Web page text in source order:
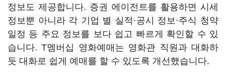
정보도 제공합니다. 증권 에이전트를 활용하면 시세
정보뿐 아니라 각 기업 별 실적·공시 정보·주식 청약
일정 등 주요 정보를 보다 쉽고 빠르게 확인할 수 있
습니다. T멤버십 영화예매는 영화관 직원과 대화하
듯 대화로 쉽게 예매를 할 수 있도록 개선했습니다.